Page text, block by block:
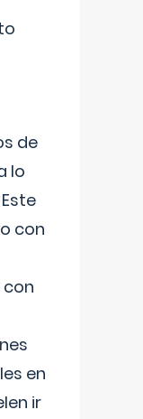
de
lo
con
con
en
ir